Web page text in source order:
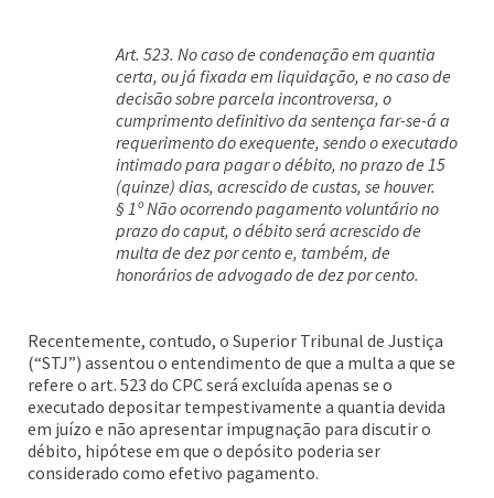
Art. 523. No caso de condenação em quantia
certa, ou já fixada em liquidação, e no caso de
decisão sobre parcela incontroversa, o
cumprimento definitivo da sentença far-se-á a
requerimento do exequente, sendo o executado
intimado para pagar o débito, no prazo de 15
(quinze) dias, acrescido de custas, se houver.
§ 1º Não ocorrendo pagamento voluntário no
prazo do caput, o débito será acrescido de
multa de dez por cento e, também, de
honorários de advogado de dez por cento.
Recentemente, contudo, o Superior Tribunal de Justiça
(“STJ”) assentou o entendimento de que a multa a que se
refere o art. 523 do CPC será excluída apenas se o
executado depositar tempestivamente a quantia devida
em juízo e não apresentar impugnação para discutir o
débito, hipótese em que o depósito poderia ser
considerado como efetivo pagamento.